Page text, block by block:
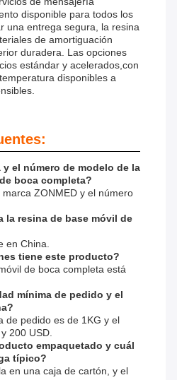
disponible para todos los
una entrega segura, la resina
de amortiguación
duradera. Las opciones
estándar y acelerados,con
disponibles a
y el número de modelo de la
boca completa?
ZONMED y el número
la resina de base móvil de
en China.
tiene este producto?
de boca completa está
mínima de pedido y el
de pedido es de 1KG y el
200 USD.
empaquetado y cuál
típico?
en una caja de cartón, y el